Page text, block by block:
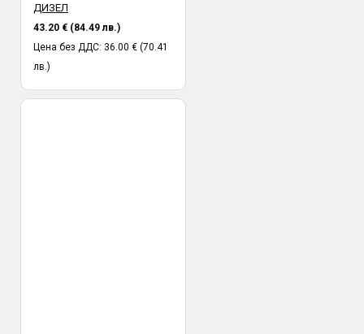
ДИЗЕЛ
43.20 € (84.49 лв.)
Цена без ДДС: 36.00 € (70.41
лв.)